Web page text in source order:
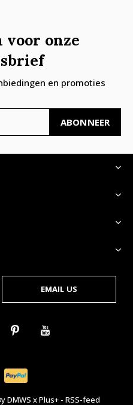
voor onze
en promoties
ABONNEER
EMAIL US
DMWS xPlus+- RSS-feed